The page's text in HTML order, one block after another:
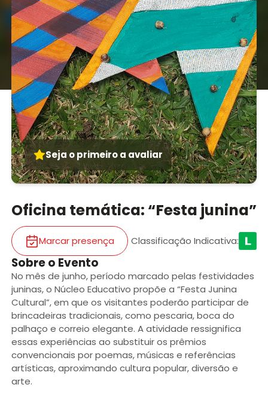
Seja o primeiro a avaliar
Oficina temática: “Festa junina”
Marcar presença Classificação Indicativa:
Sobre o Evento
No mês de junho, período marcado pelas festividades
juninas, o Núcleo Educativo propõe a “Festa Junina
Cultural”, em que os visitantes poderão participar de
brincadeiras tradicionais, como pescaria, boca do
palhaço e correio elegante. A atividade ressignifica
essas experiências ao substituir os prêmios
convencionais por poemas, músicas e referências
artísticas, aproximando cultura popular, diversão e
arte.